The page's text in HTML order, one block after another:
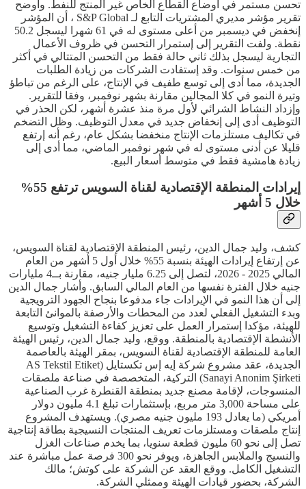
تحسن مستمر في أوضاع القطاع الخاص غير المنتج للنفط. وأوضح
تقرير مؤشر مديري المشتريات التابع لـ S&P Global ، أن المؤشر
إنخفض في ديسمبر من أعلى مستوى له في 61 شهرا ليسجل 50.2
نقطة. ولفت التقرير إلى إستمرار التحسن في ظروف الأعمال
التجارية ليسجل بذلك ثاني حالة فقط من التحسن المتتالي في أكثر
من خمس سنوات. وقد إستفادت الشركات من زيادة الطلبات
الجديدة، مما أدى إلى توسع طفيف في الإنتاج، على الرغم من تباطؤ
وتيرة النمو في كلا المجالين مقارنة بشهر نوفمبر، وفقا للتقرير.
وإزداد النشاط الشرائي لأول مرة منذ عشرة أشهر، لكن الحذر في
التوظيف أدى إلى إنخفاض جديد في معدل التوظيف. وظل التضخم
في تكاليف مستلزمات الإنتاج منخفضا بشكل عام، رغم أنه إرتفع
قليلا عن أدنى مستوى له في شهر نوفمبر الماضي، مما أدى إلى
زيادة هامشية فقط في متوسط أسعار البيع.
إيرادات المنطقة الإقتصادية لقناة السويس ترتفع 55%
خلال 5 أشهر
كشف، وليد جمال الدين، رئيس المنطقة الإقتصادية لقناة السويس،
عن إرتفاع إيرادات الهيئة بنسبة 55% خلال أول 5 أشهر من العام
المالي 2025 - 2026، لتصل إلى 6.25 مليار جنيه، مقارنة بــ4 مليارات
جنيه خلال الفترة نفسها من العام المالي السابق. وأشار جمال الدين
إلى أن هذا النمو في الإيرادات جاء مدفوعا بنجاح الجهود الترويجية
وبدء التشغيل الفعلي لعدد من المحطات والأرصفة بالموانئ التابعة
للهيئة، مؤكدا إستمرار العمل على تعزيز كفاءة التشغيل وتوسيع
الأنشطة الإقتصادية بالمنطقة. ووقع، وليد جمال الدين، رئيس الهيئة
العامة للمنطقة الإقتصادية لقناة السويس، بمقر الهيئة بالعاصمة
الجديدة، عقد مشروع شركة إيه إس تكستايل (AS Tekstil Etiket
Sanayi Anonim Şirketi) التركية، المتخصصة في صناعة ملصقات
المنسوجات، لإقامة مصنع جديد بمنطقة القنطرة غرب الصناعية
على مساحة 3,000 متر مربع، بإستثمارات تبلغ 4.1 مليون دولار
أمريكي (ما يعادل 193 مليون جنيه مصري). ويستهدف المشروع
إنتاج ملصقات ومستلزمات تعريف المنتجات النسيجية بطاقة إنتاجية
تصل إلى نحو 60 مليون قطعة سنويا، بما يخدم صناعات الغزل
والنسيج والملابس الجاهزة، ويوفر نحو 300 فرصة عمل مباشرة عند
التشغيل الكامل. ووقع العقد عن الشركة على كوتش؛ مالك
الشركة، بحضور قيادات الهيئة وممثلي الشركة.